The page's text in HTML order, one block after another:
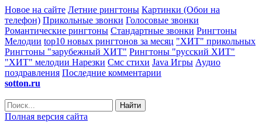
Новое на сайте Летние рингтоны Картинки (Обои на
телефон) Прикольные звонки Голосовые звонки
Романтические рингтоны Стандартные звонки Рингтоны
Мелодии top10 новых рингтонов за месяц "ХИТ" прикольных
Рингтоны "зарубежный ХИТ" Рингтоны "русский ХИТ"
"ХИТ" мелодии Нарезки Смс стихи Java Игры Аудио
поздравления Последние комментарии
sotton.ru
Найти
Полная версия сайта